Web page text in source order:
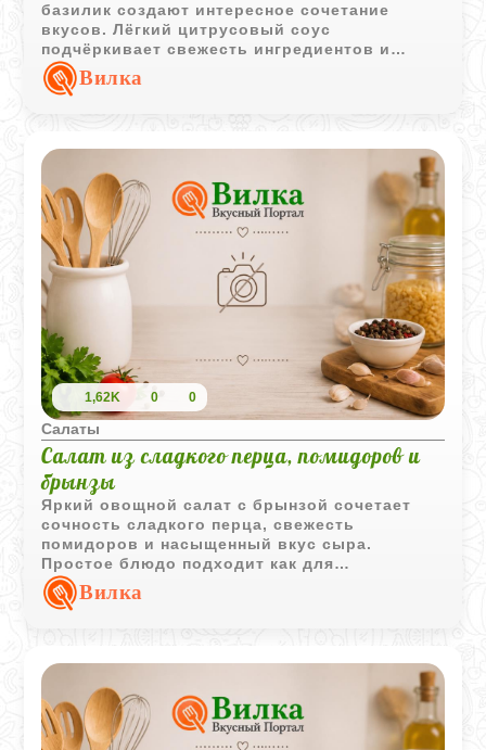
базилик создают интересное сочетание
вкусов. Лёгкий цитрусовый соус
подчёркивает свежесть ингредиентов и
делает салат отличным вариантом для
тёплого сезона.
Вилка
1,62K 0 0
Салаты
Салат из сладкого перца, помидоров и
брынзы
Яркий овощной салат с брынзой сочетает
сочность сладкого перца, свежесть
помидоров и насыщенный вкус сыра.
Простое блюдо подходит как для
повседневного меню, так и для праздничного
стола.Вилка